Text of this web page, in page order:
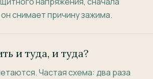
снимает причину зажима.
и туда, и туда?
Частая схема: два раза